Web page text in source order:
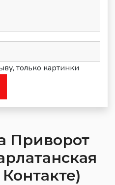
только картинки
Приворот